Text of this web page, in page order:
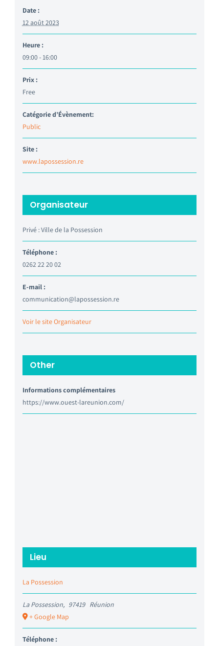
Date :
12 août 2023
Heure :
09:00 - 16:00
Prix :
Free
Catégorie d’Évènement:
Public
Site :
www.lapossession.re
Organisateur
Privé : Ville de la Possession
Téléphone :
0262 22 20 02
E-mail :
communication@lapossession.re
Voir le site Organisateur
Other
Informations complémentaires
https://www.ouest-lareunion.com/
Lieu
La Possession
La Possession, 97419 Réunion
+ Google Map
Téléphone :